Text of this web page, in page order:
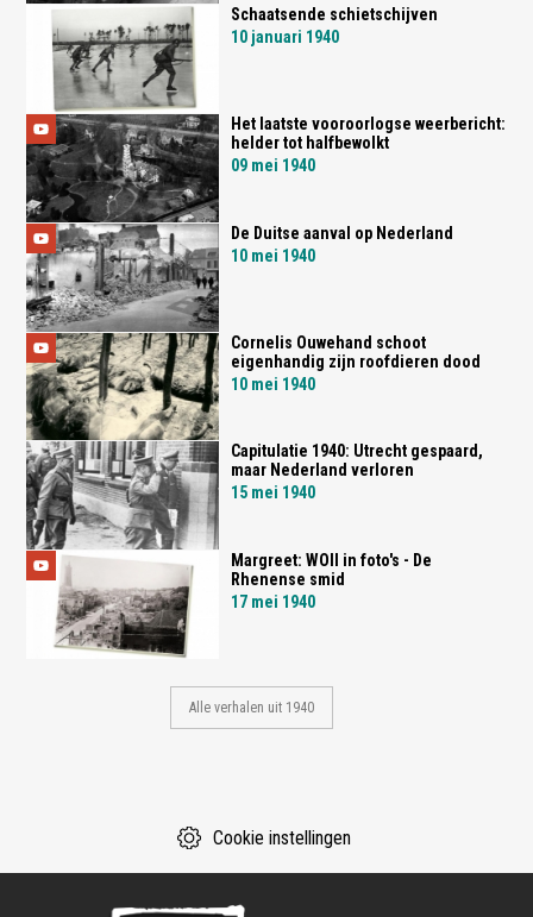
Schaatsende schietschijven
10 januari 1940
Het laatste vooroorlogse weerbericht:
helder tot halfbewolkt
09 mei 1940
De Duitse aanval op Nederland
10 mei 1940
Cornelis Ouwehand schoot
eigenhandig zijn roofdieren dood
10 mei 1940
Capitulatie 1940: Utrecht gespaard,
maar Nederland verloren
15 mei 1940
Margreet: WOII in foto's - De
Rhenense smid
17 mei 1940
Alle verhalen uit 1940
Cookie instellingen